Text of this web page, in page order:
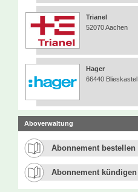
Trianel
52070 Aachen
Hager
66440 Blieskastel
Aboverwaltung
Abonnement bestellen
Abonnement kündigen